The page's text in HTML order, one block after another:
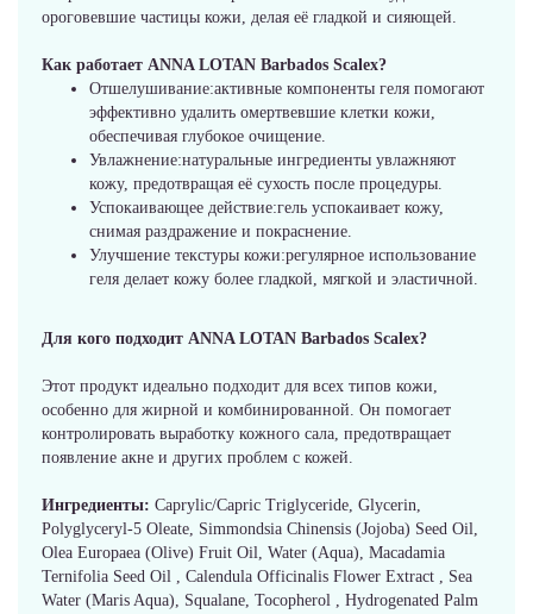
ороговевшие частицы кожи, делая её гладкой и сияющей.
Как работает ANNA LOTAN Barbados Scalex?
Отшелушивание:активные компоненты геля помогают
эффективно удалить омертвевшие клетки кожи,
обеспечивая глубокое очищение.
Увлажнение:натуральные ингредиенты увлажняют
кожу, предотвращая её сухость после процедуры.
Успокаивающее действие:гель успокаивает кожу,
снимая раздражение и покраснение.
Улучшение текстуры кожи:регулярное использование
геля делает кожу более гладкой, мягкой и эластичной.
Для кого подходит ANNA LOTAN Barbados Scalex?
Этот продукт идеально подходит для всех типов кожи,
особенно для жирной и комбинированной. Он помогает
контролировать выработку кожного сала, предотвращает
появление акне и других проблем с кожей.
Ингредиенты: Caprylic/Capric Triglyceride, Glycerin,
Polyglyceryl-5 Oleate, Simmondsia Chinensis (Jojoba) Seed Oil,
Olea Europaea (Olive) Fruit Oil, Water (Aqua), Macadamia
Ternifolia Seed Oil , Calendula Officinalis Flower Extract , Sea
Water (Maris Aqua), Squalane, Tocopherol , Hydrogenated Palm